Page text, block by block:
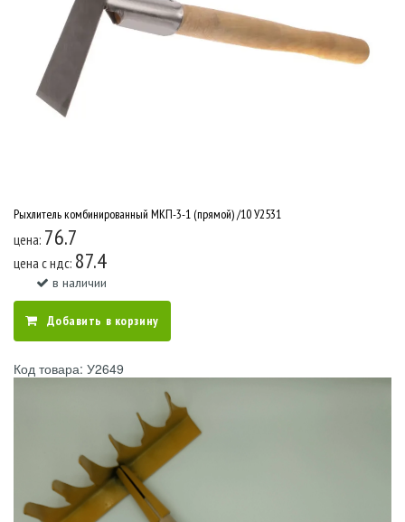
Рыхлитель комбинированный МКП-3-1 (прямой) /10 У2531
цена: 76.7
цена c ндс: 87.4
в наличии
Добавить в корзину
Код товара: У2649